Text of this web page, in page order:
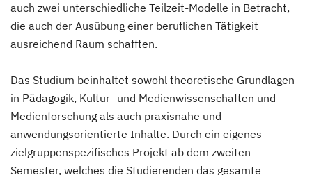
auch zwei unterschiedliche Teilzeit-Modelle in Betracht,
die auch der Ausübung einer beruflichen Tätigkeit
ausreichend Raum schafften.
Das Studium beinhaltet sowohl theoretische Grundlagen
in Pädagogik, Kultur- und Medienwissenschaften und
Medienforschung als auch praxisnahe und
anwendungsorientierte Inhalte. Durch ein eigenes
zielgruppenspezifisches Projekt ab dem zweiten
Semester, welches die Studierenden das gesamte